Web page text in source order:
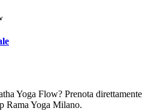
Yoga Flow? Prenota direttamente
Rama Yoga Milano.